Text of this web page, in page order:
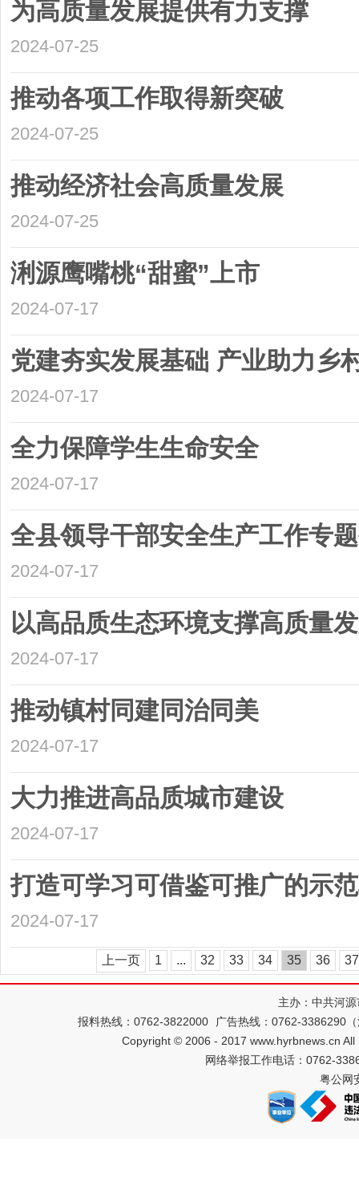
为高质量发展提供有力支撑
2024-07-25
推动各项工作取得新突破
2024-07-25
推动经济社会高质量发展
2024-07-25
浰源鹰嘴桃“甜蜜”上市
2024-07-17
党建夯实发展基础 产业助力乡
2024-07-17
全力保障学生生命安全
2024-07-17
全县领导干部安全生产工作专
2024-07-17
以高品质生态环境支撑高质量
2024-07-17
推动镇村同建同治同美
2024-07-17
大力推进高品质城市建设
2024-07-17
打造可学习可借鉴可推广的示
2024-07-17
上一页 1 ... 32 33 34 35 36 37